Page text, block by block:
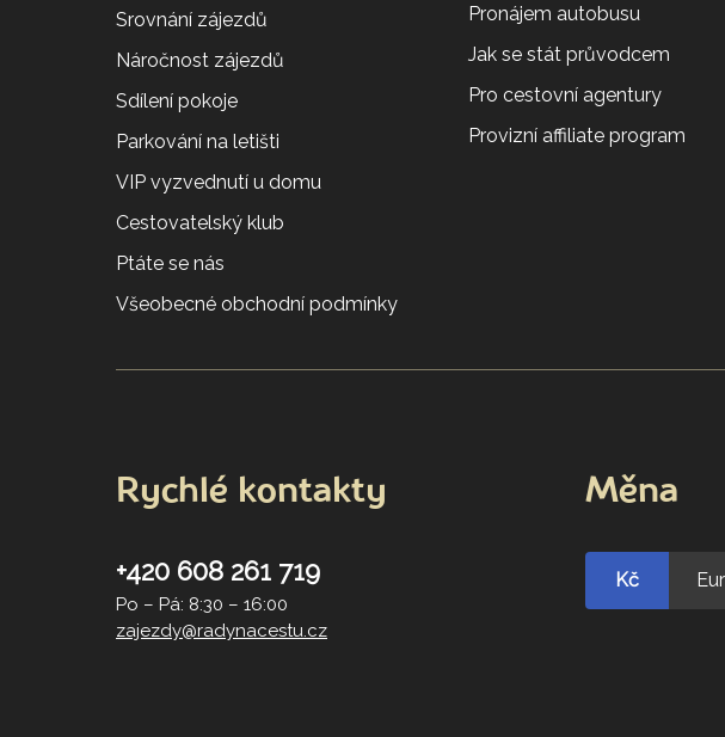
Srovnání zájezdů
Náročnost zájezdů
Sdílení pokoje
Parkování na letišti
VIP vyzvednutí u domu
Cestovatelský klub
Ptáte se nás
Všeobecné obchodní podmínky
Pronájem autobusu
Jak se stát průvodcem
Pro cestovní agentury
Provizní affiliate program
Rychlé kontakty
+420 608 261 719
Po – Pá: 8:30 – 16:00
zajezdy@radynacestu.cz
Měna
Kč Eur